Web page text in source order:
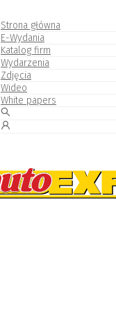
Strona główna
E-Wydania
Katalog firm
Wydarzenia
Zdjęcia
Wideo
White papers